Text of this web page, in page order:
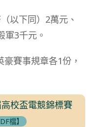
以下同）2萬元、
軍3千元。
賽事規章各1份，
校盃電競錦標賽
檔】